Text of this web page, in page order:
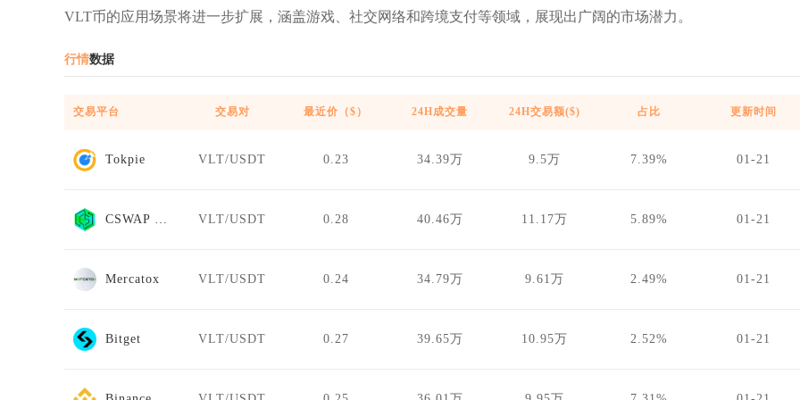
VLT币的应用场景将进一步扩展，涵盖游戏、社交网络和跨境支付等领域，展现出广阔的市场潜力。
行情数据
交易平台 交易对 最近价（$） 24H成交量 24H交易额($) 占比 更新时间
Tokpie VLT/USDT 0.23 34.39万 9.5万 7.39% 01-21
VLT/USDT 0.28 40.46万 11.17万 5.89% 01-21
Mercatox VLT/USDT 0.24 34.79万 9.61万 2.49% 01-21
Bitget VLT/USDT 0.27 39.65万 10.95万 2.52% 01-21